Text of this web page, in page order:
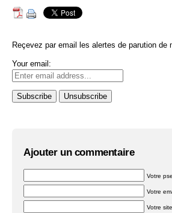
Reçevez par email les alertes de parution de
Your email:
Ajouter un commentaire
Votre
Votre
Votre